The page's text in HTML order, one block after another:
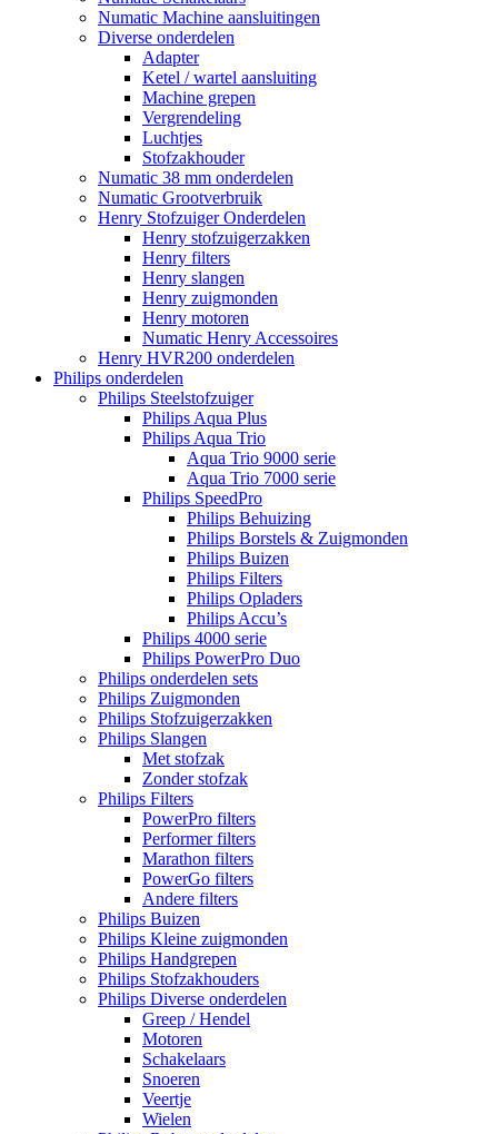
Numatic Machine aansluitingen
Diverse onderdelen
Adapter
Ketel / wartel aansluiting
Machine grepen
Vergrendeling
Luchtjes
Stofzakhouder
Numatic 38 mm onderdelen
Numatic Grootverbruik
Henry Stofzuiger Onderdelen
Henry stofzuigerzakken
Henry filters
Henry slangen
Henry zuigmonden
Henry motoren
Numatic Henry Accessoires
Henry HVR200 onderdelen
Philips onderdelen
Philips Steelstofzuiger
Philips Aqua Plus
Philips Aqua Trio
Aqua Trio 9000 serie
Aqua Trio 7000 serie
Philips SpeedPro
Philips Behuizing
Philips Borstels & Zuigmonden
Philips Buizen
Philips Filters
Philips Opladers
Philips Accu’s
Philips 4000 serie
Philips PowerPro Duo
Philips onderdelen sets
Philips Zuigmonden
Philips Stofzuigerzakken
Philips Slangen
Met stofzak
Zonder stofzak
Philips Filters
PowerPro filters
Performer filters
Marathon filters
PowerGo filters
Andere filters
Philips Buizen
Philips Kleine zuigmonden
Philips Handgrepen
Philips Stofzakhouders
Philips Diverse onderdelen
Greep / Hendel
Motoren
Schakelaars
Snoeren
Veertje
Wielen